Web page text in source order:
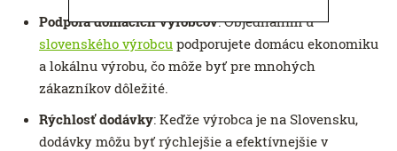
Podpora domácich výrobcov: Objednaním u
slovenského výrobcu podporujete domácu ekonomiku
a lokálnu výrobu, čo môže byť pre mnohých
zákazníkov dôležité.
Rýchlosť dodávky: Keďže výrobca je na Slovensku,
dodávky môžu byť rýchlejšie a efektívnejšie v